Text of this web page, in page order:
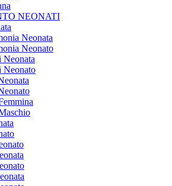
NEONATI
Neonata
Neonato
Neonata
Neonato